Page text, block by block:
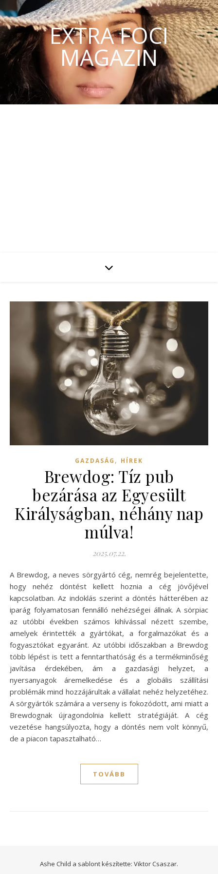
EXTRA FOCI
MAGAZIN
GAZDASÁG , HÍREK
Brewdog: Tíz pub
bezárása az Egyesült
Királyságban, néhány nap
múlva!
2025.07.22.
A Brewdog, a neves sörgyártó cég, nemrég bejelentette,
hogy nehéz döntést kellett hoznia a cég jövőjével
kapcsolatban. Az indoklás szerint a döntés hátterében az
iparág folyamatosan fennálló nehézségei állnak. A sörpiac
az utóbbi években számos kihívással nézett szembe,
amelyek érintették a gyártókat, a forgalmazókat és a
fogyasztókat egyaránt. Az utóbbi időszakban a Brewdog
több lépést is tett a fenntarthatóság és a termékminőség
javítása érdekében, ám a gazdasági helyzet, a
nyersanyagok áremelkedése és a globális szállítási
problémák mind hozzájárultak a vállalat nehéz helyzetéhez.
A sörgyártók számára a verseny is fokozódott, ami miatt a
Brewdognak újragondolnia kellett stratégiáját. A cég
vezetése hangsúlyozta, hogy a döntés nem volt könnyű,
de a piacon tapasztalható…
TOVÁBB
Ashe Child a sablont készítette: Viktor Csaszar.